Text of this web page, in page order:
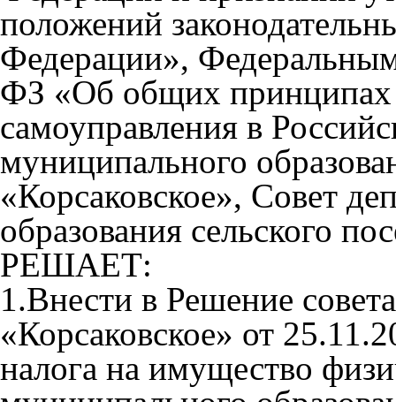
положений
Федерации»,
ФЗ «Об общих принципах
самоуправления в
муниципального
«Корсаковское», Совет
образования сельского
РЕШАЕТ:
1.Внести в Решение
«Корсаковское» от
налога на имущество